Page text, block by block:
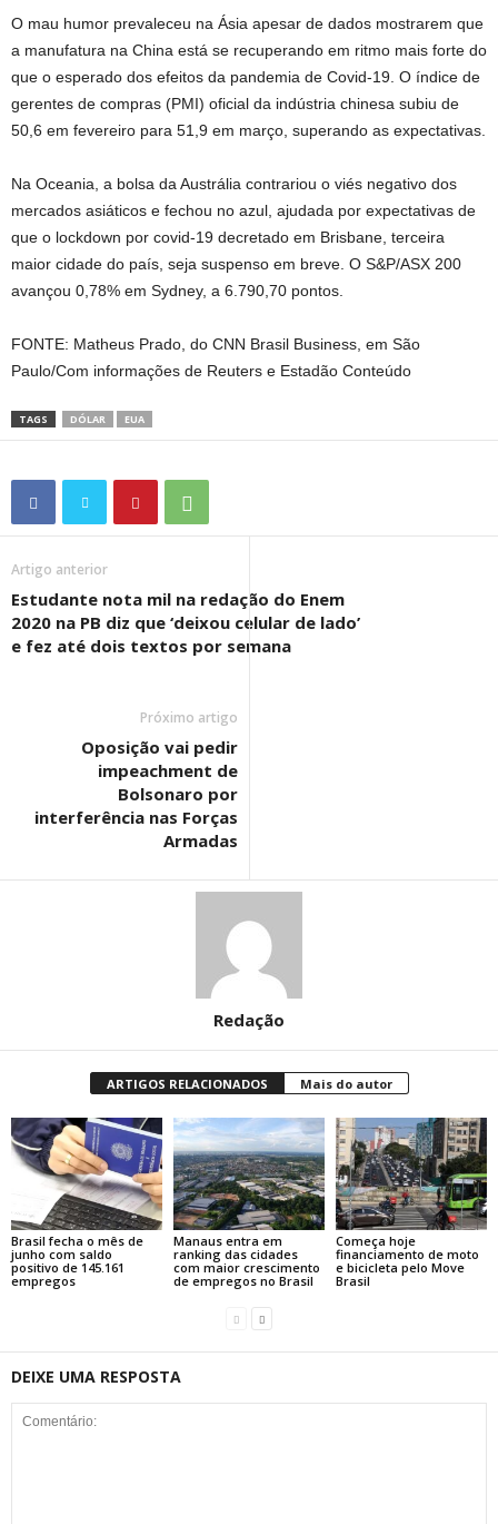
O mau humor prevaleceu na Ásia apesar de dados mostrarem que
a manufatura na China está se recuperando em ritmo mais forte do
que o esperado dos efeitos da pandemia de Covid-19. O índice de
gerentes de compras (PMI) oficial da indústria chinesa subiu de
50,6 em fevereiro para 51,9 em março, superando as expectativas.
Na Oceania, a bolsa da Austrália contrariou o viés negativo dos
mercados asiáticos e fechou no azul, ajudada por expectativas de
que o lockdown por covid-19 decretado em Brisbane, terceira
maior cidade do país, seja suspenso em breve. O S&P/ASX 200
avançou 0,78% em Sydney, a 6.790,70 pontos.
FONTE: Matheus Prado, do CNN Brasil Business, em São
Paulo/Com informações de Reuters e Estadão Conteúdo
TAGS DÓLAR EUA
Artigo anterior
Estudante nota mil na redação do Enem
2020 na PB diz que ‘deixou celular de lado’
e fez até dois textos por semana
Próximo artigo
Oposição vai pedir
impeachment de
Bolsonaro por
interferência nas Forças
Armadas
Redação
ARTIGOS RELACIONADOS Mais do autor
Brasil fecha o mês de
junho com saldo
positivo de 145.161
empregos
Manaus entra em
ranking das cidades
com maior crescimento
de empregos no Brasil
Começa hoje
financiamento de moto
e bicicleta pelo Move
Brasil
DEIXE UMA RESPOSTA